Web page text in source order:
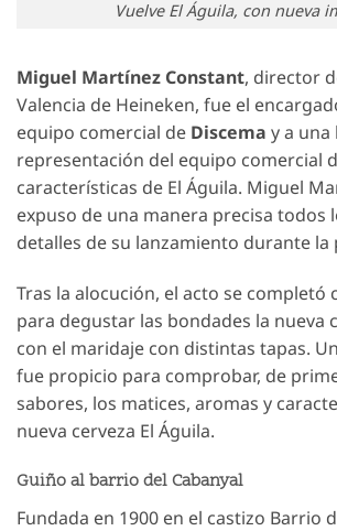
Vuelve El Águila, con nueva
Miguel Martínez Constant, director
Valencia de Heineken, fue el
equipo comercial de Discema y a una
representación del equipo comercial
características de El Águila. Miguel
expuso de una manera precisa todos
detalles de su lanzamiento durante la
Tras la alocución, el acto se completó
para degustar las bondades la nueva
con el maridaje con distintas tapas.
fue propicio para comprobar, de
sabores, los matices, aromas y
nueva cerveza El Águila.
Guiño al barrio del Cabanyal
Fundada en 1900 en el castizo Barrio